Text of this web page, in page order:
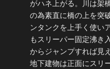
がハネ上がる。川は架
の為素直に橋の上を突
ンタンクを上手く使い
もスリーパー固定沸き
からジャンプすれば見
地下建物は正面にスリ